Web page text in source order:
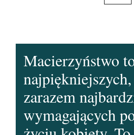
Macierzyństwo
zarazem
wymagających